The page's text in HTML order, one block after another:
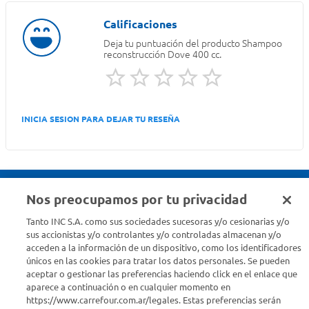
Deja tu puntuación del productoShampoo
reconstrucción Dove 400 cc.
INICIA SESION PARA DEJAR TU RESEÑA
Estamos para ayudarte
¿Tenés una consulta? Comunicate con nosotros acá
Nos preocupamos por tu privacidad
Tanto INC S.A. como sus sociedades sucesoras y/o cesionarias y/o
sus accionistas y/o controlantes y/o controladas almacenan y/o
acceden a la información de un dispositivo, como los identificadores
únicos en las cookies para tratar los datos personales. Se pueden
aceptar o gestionar las preferencias haciendo click en el enlace que
aparece a continuación o en cualquier momento en
https://www.carrefour.com.ar/legales. Estas preferencias serán